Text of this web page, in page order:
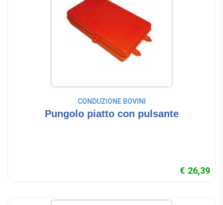
CONDUZIONE BOVINI
Pungolo piatto con pulsante
€ 26,39